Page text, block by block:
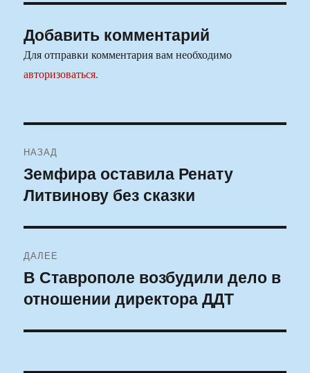
Добавить комментарий
Для отправки комментария вам необходимо
авторизоваться.
по
записям
НАЗАД
Предыдущая
запись:
Земфира оставила Ренату
Литвинову без сказки
ДАЛЕЕ
Следующая
запись:
В Ставрополе возбудили дело в
отношении директора ДДТ